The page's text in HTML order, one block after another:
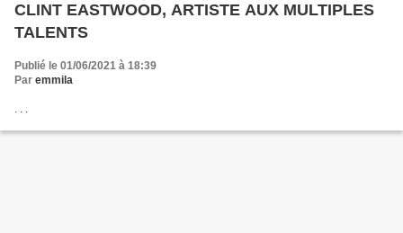
CLINT EASTWOOD, ARTISTE AUX MULTIPLES
TALENTS
Publié le 01/06/2021 à 18:39
Par emmila
. . .